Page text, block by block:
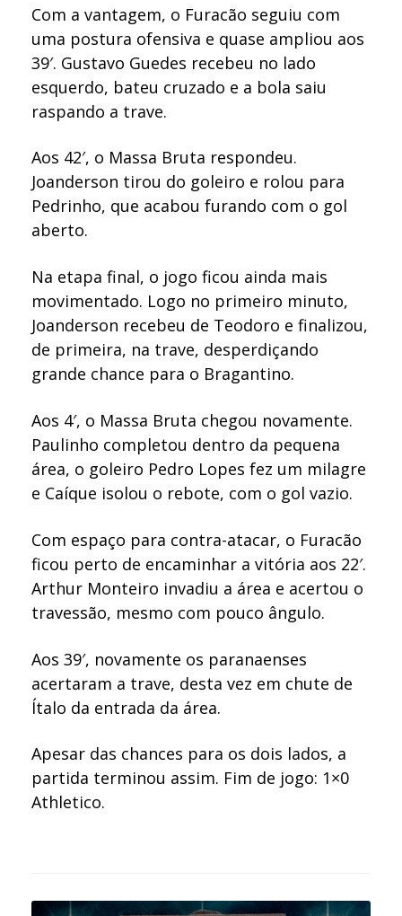
Com a vantagem, o Furacão seguiu com
uma postura ofensiva e quase ampliou aos
39′. Gustavo Guedes recebeu no lado
esquerdo, bateu cruzado e a bola saiu
raspando a trave.
Aos 42′, o Massa Bruta respondeu.
Joanderson tirou do goleiro e rolou para
Pedrinho, que acabou furando com o gol
aberto.
Na etapa final, o jogo ficou ainda mais
movimentado. Logo no primeiro minuto,
Joanderson recebeu de Teodoro e finalizou,
de primeira, na trave, desperdiçando
grande chance para o Bragantino.
Aos 4′, o Massa Bruta chegou novamente.
Paulinho completou dentro da pequena
área, o goleiro Pedro Lopes fez um milagre
e Caíque isolou o rebote, com o gol vazio.
Com espaço para contra-atacar, o Furacão
ficou perto de encaminhar a vitória aos 22′.
Arthur Monteiro invadiu a área e acertou o
travessão, mesmo com pouco ângulo.
Aos 39′, novamente os paranaenses
acertaram a trave, desta vez em chute de
Ítalo da entrada da área.
Apesar das chances para os dois lados, a
partida terminou assim. Fim de jogo: 1×0
Athletico.